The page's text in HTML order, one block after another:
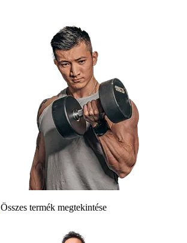
Összes termék megtekintése